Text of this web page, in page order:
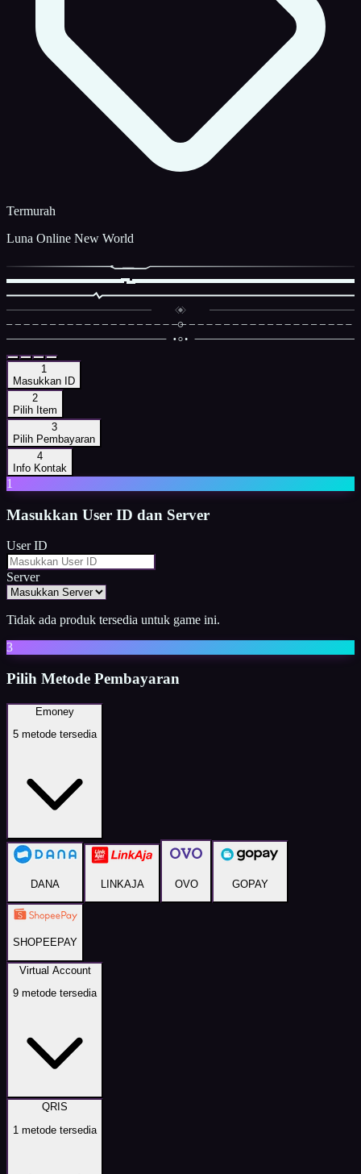
Termurah
Luna Online New World
1
Masukkan ID
2
Pilih Item
3
Pilih Pembayaran
4
Info Kontak
1
Masukkan User ID dan Server
User ID
Server
Tidak ada produk tersedia untuk game ini.
3
Pilih Metode Pembayaran
Emoney
5 metode tersedia
DANA LINKAJA OVO GOPAY
SHOPEEPAY
Virtual Account
9 metode tersedia
QRIS
1 metode tersedia